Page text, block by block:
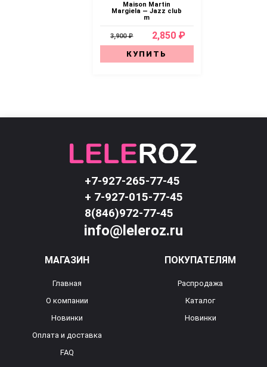
Maison Martin
Margiela — Jazz club
m
3,900 ₽ 2,850 ₽
КУПИТЬ
+7-927-265-77-45
+ 7-927-015-77-45
8(846)972-77-45
info@leleroz.ru
МАГАЗИН
Главная
О компании
Новинки
Оплата и доставка
FAQ
ПОКУПАТЕЛЯМ
Распродажа
Каталог
Новинки